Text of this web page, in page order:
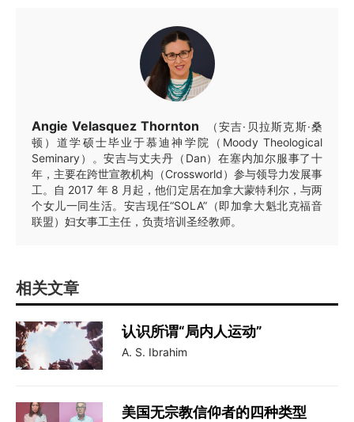
Angie Velasquez Thornton
（安吉·贝拉斯克斯·桑
顿）道学硕士毕业于慕迪神学院（Moody Theological
Seminary）。安吉与丈夫丹（Dan）在塞内加尔服事了十
年，主要在跨世宣教机构（Crossworld）参与领导力发展事
工。自 2017 年 8 月起，他们定居在加拿大蒙特利尔，与两
个女儿一同生活。安吉现任“SOLA”（即加拿大魁北克福音
联盟）妇女事工主任，负责培训圣经教师。
相关文章
认识所谓“局内人运动”
A. S. Ibrahim
美国无宗教信仰者的四种类型